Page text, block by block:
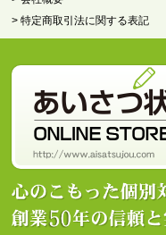
> 特定商取引法に関する表記